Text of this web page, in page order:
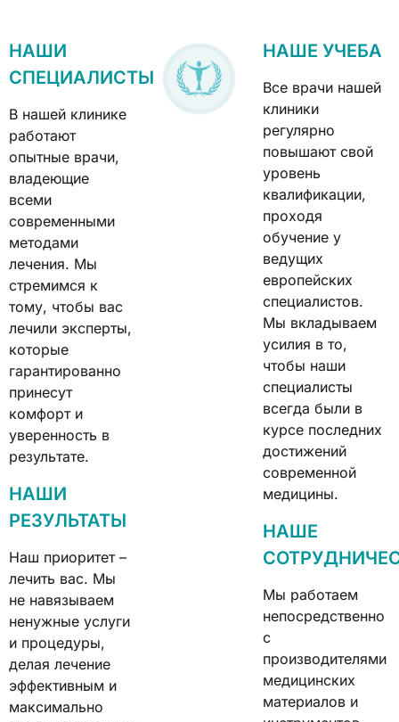
НАШИ
СПЕЦИАЛИСТЫ
В нашей клинике
работают
опытные врачи,
владеющие
всеми
современными
методами
лечения. Мы
стремимся к
тому, чтобы вас
лечили эксперты,
которые
гарантированно
принесут
комфорт и
уверенность в
результате.
НАШИ
РЕЗУЛЬТАТЫ
Наш приоритет –
лечить вас. Мы
не навязываем
ненужные услуги
и процедуры,
делая лечение
эффективным и
максимально
НАШЕ УЧЕБА
Все врачи нашей
клиники
регулярно
повышают свой
уровень
квалификации,
проходя
обучение у
ведущих
европейских
специалистов.
Мы вкладываем
усилия в то,
чтобы наши
специалисты
всегда были в
курсе последних
достижений
современной
медицины.
НАШЕ
Мы работаем
непосредственно
с
производителями
медицинских
материалов и